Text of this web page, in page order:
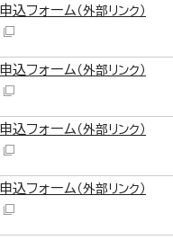
申込フォーム （外部リンク）
申込フォーム （外部リンク）
申込フォーム （外部リンク）
申込フォーム （外部リンク）